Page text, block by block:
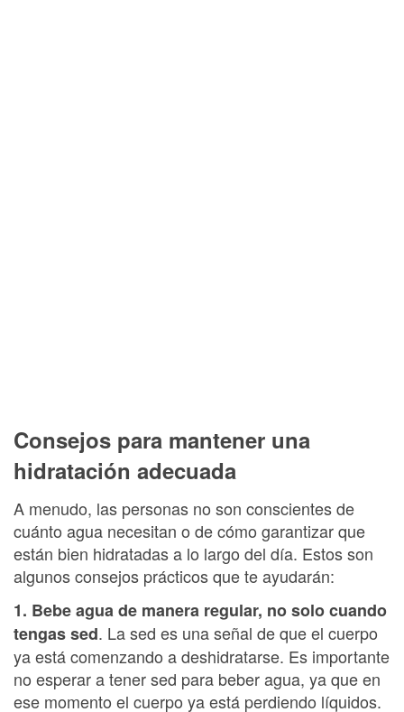
Consejos para mantener una
hidratación adecuada
A menudo, las personas no son conscientes de
cuánto agua necesitan o de cómo garantizar que
están bien hidratadas a lo largo del día. Estos son
algunos consejos prácticos que te ayudarán:
1. Bebe agua de manera regular, no solo cuando
tengas sed. La sed es una señal de que el cuerpo
ya está comenzando a deshidratarse. Es importante
no esperar a tener sed para beber agua, ya que en
ese momento el cuerpo ya está perdiendo líquidos.